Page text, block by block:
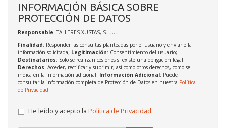
INFORMACIÓN BÁSICA SOBRE
PROTECCIÓN DE DATOS
Responsable: TALLERES XUSTAS, S.L.U.
Finalidad: Responder las consultas planteadas por el usuario y enviarle la
información solicitada; Legitimación: Consentimiento del usuario;
Destinatarios: Solo se realizan cesiones si existe una obligación legal;
Derechos: Acceder, rectificar y suprimir, así como otros derechos, como se
indica en la información adicional; Información Adicional: Puede
consultar la información completa de Protección de Datos en nuestra Política
de Privacidad
He leído y acepto la Política de Privacidad.